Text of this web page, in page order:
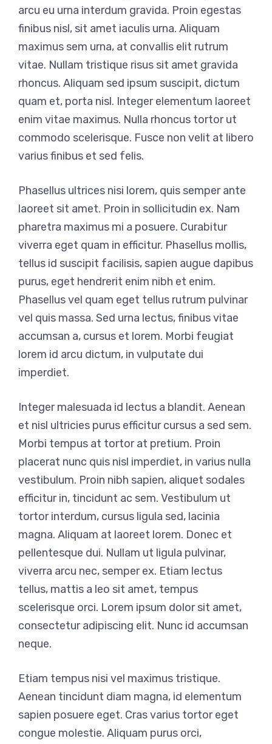
arcu eu urna interdum gravida. Proin egestas
finibus nisl, sit amet iaculis urna. Aliquam
maximus sem urna, at convallis elit rutrum
vitae. Nullam tristique risus sit amet gravida
rhoncus. Aliquam sed ipsum suscipit, dictum
quam et, porta nisl. Integer elementum laoreet
enim vitae maximus. Nulla rhoncus tortor ut
commodo scelerisque. Fusce non velit at libero
varius finibus et sed felis.
Phasellus ultrices nisi lorem, quis semper ante
laoreet sit amet. Proin in sollicitudin ex. Nam
pharetra maximus mi a posuere. Curabitur
viverra eget quam in efficitur. Phasellus mollis,
tellus id suscipit facilisis, sapien augue dapibus
purus, eget hendrerit enim nibh et enim.
Phasellus vel quam eget tellus rutrum pulvinar
vel quis massa. Sed urna lectus, finibus vitae
accumsan a, cursus et lorem. Morbi feugiat
lorem id arcu dictum, in vulputate dui
imperdiet.
Integer malesuada id lectus a blandit. Aenean
et nisl ultricies purus efficitur cursus a sed sem.
Morbi tempus at tortor at pretium. Proin
placerat nunc quis nisl imperdiet, in varius nulla
vestibulum. Proin nibh sapien, aliquet sodales
efficitur in, tincidunt ac sem. Vestibulum ut
tortor interdum, cursus ligula sed, lacinia
magna. Aliquam at laoreet lorem. Donec et
pellentesque dui. Nullam ut ligula pulvinar,
viverra arcu nec, semper ex. Etiam lectus
tellus, mattis a leo sit amet, tempus
scelerisque orci. Lorem ipsum dolor sit amet,
consectetur adipiscing elit. Nunc id accumsan
neque.
Etiam tempus nisi vel maximus tristique.
Aenean tincidunt diam magna, id elementum
sapien posuere eget. Cras varius tortor eget
congue molestie. Aliquam purus orci,